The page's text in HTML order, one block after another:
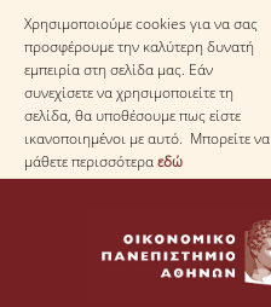
Χρησιμοποιούμε cookies για να σας
προσφέρουμε την καλύτερη δυνατή
εμπειρία στη σελίδα μας. Εάν
συνεχίσετε να χρησιμοποιείτε τη
σελίδα, θα υποθέσουμε πως είστε
ικανοποιημένοι με αυτό. Μπορείτε να
μάθετε περισσότεραεδώ